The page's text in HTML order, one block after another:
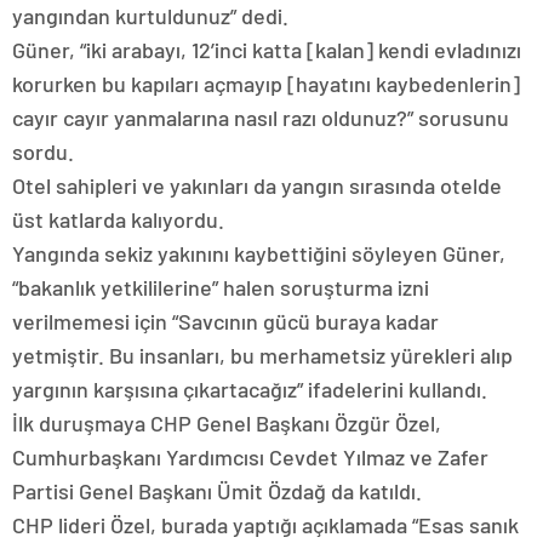
yangından kurtuldunuz” dedi.
Güner, “iki arabayı, 12’inci katta [kalan] kendi evladınızı
korurken bu kapıları açmayıp [hayatını kaybedenlerin]
cayır cayır yanmalarına nasıl razı oldunuz?” sorusunu
sordu.
Otel sahipleri ve yakınları da yangın sırasında otelde
üst katlarda kalıyordu.
Yangında sekiz yakınını kaybettiğini söyleyen Güner,
“bakanlık yetkililerine” halen soruşturma izni
verilmemesi için “Savcının gücü buraya kadar
yetmiştir. Bu insanları, bu merhametsiz yürekleri alıp
yargının karşısına çıkartacağız” ifadelerini kullandı.
İlk duruşmaya CHP Genel Başkanı Özgür Özel,
Cumhurbaşkanı Yardımcısı Cevdet Yılmaz ve Zafer
Partisi Genel Başkanı Ümit Özdağ da katıldı.
CHP lideri Özel, burada yaptığı açıklamada “Esas sanık